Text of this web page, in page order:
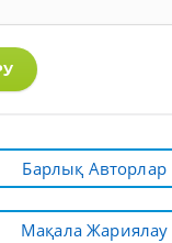
Барлық Авторлар
Мақала Жариялау